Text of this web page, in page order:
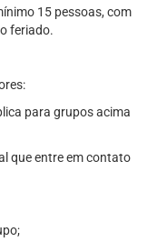
15 pessoas, com
feriado.
para grupos acima
que entre em contato